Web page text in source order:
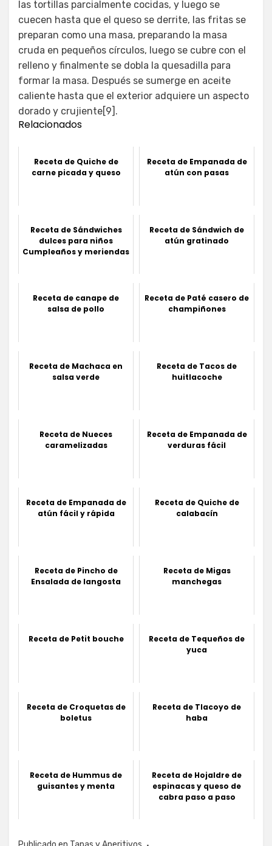
las tortillas parcialmente cocidas, y luego se
cuecen hasta que el queso se derrite, las fritas se
preparan como una masa, preparando la masa
cruda en pequeños círculos, luego se cubre con el
relleno y finalmente se dobla la quesadilla para
formar la masa. Después se sumerge en aceite
caliente hasta que el exterior adquiere un aspecto
dorado y crujiente[9].
Relacionados
Receta de Quiche de
carne picada y queso
Receta de Empanada de
atún con pasas
Receta de Sándwiches
dulces para niños
Cumpleaños y meriendas
Receta de Sándwich de
atún gratinado
Receta de canape de
salsa de pollo
Receta de Paté casero de
champiñones
Receta de Machaca en
salsa verde
Receta de Tacos de
huitlacoche
Receta de Nueces
caramelizadas
Receta de Empanada de
verduras fácil
Receta de Empanada de
atún fácil y rápida
Receta de Quiche de
calabacín
Receta de Pincho de
Ensalada de langosta
Receta de Migas
manchegas
Receta de Petit bouche
Receta de Tequeños de
yuca
Receta de Croquetas de
boletus
Receta de Tlacoyo de
haba
Receta de Hummus de
guisantes y menta
Receta de Hojaldre de
espinacas y queso de
cabra paso a paso